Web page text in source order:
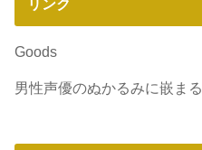
リンク
Goods
男性声優のぬかるみに嵌まる